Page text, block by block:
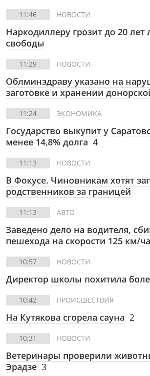
11:46 НОВОСТИ
Наркодиллеру грозит до 20
свободы
11:29 НОВОСТИ
Облминздраву указано на
заготовке и хранении
11:24 ЭКОНОМИКА
Государство выкупит у
менее 14,8% долга 4
11:13 НОВОСТИ
В Фокусе. Чиновникам хотят
родственников за границей
11:13 АВТО
Заведено дело на водителя,
пешехода на скорости 125 км/
10:57 НОВОСТИ
Директор школы похитила
10:42 ПРОИСШЕСТВИЯ
На Кутякова сгорела сауна 2
10:31 НОВОСТИ
Ветеринары проверили
Эрадзе 3